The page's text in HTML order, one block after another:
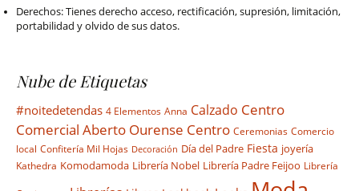
Derechos: Tienes derecho acceso, rectificación, supresión, limitación,
portabilidad y olvido de sus datos.
Nube de Etiquetas
#noitedetendas 4 Elementos Anna Calzado Centro
Comercial Aberto Ourense Centro Ceremonias Comercio
local Confitería Mil Hojas Decoración Día del Padre Fiesta joyería
Kathedra Komodamoda Librería Nobel Librería Padre Feijoo Librería